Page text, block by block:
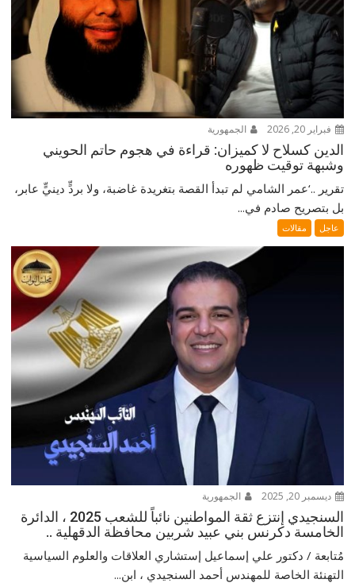
فبراير 20, 2026 الجمهورية
الدين كسلاح لا كميزان: قراءة في هجوم حاتم الحويني
وشبهة توقيت ظهوره
تقرير ..‘عمر الشامي لم تبدأ القصة بتغريدة غاضبة، ولا بردٍّ دينيٍّ عابر،
بل بتصريح صادم في...
عاجل مقالات
ديسمبر 20, 2025 الجمهورية
السنجيدي إنتزع ثقة المواطنين نائباً للشعب 2025 ، الدائرة
الخامسة دكرنس بني عبيد شربين محافظة الدقهلية ..
مُتابعة / دكتور علي إسماعيل إستشاري العلاقات والعلوم السياسية
التهنئة الخاصة للمهندس أحمد السنجيدي ، ابن...